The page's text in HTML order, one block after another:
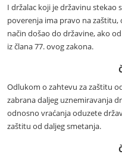
I držalac koji je državinu
poverenja ima pravo na zaštitu,
način došao do državine, ako
iz člana 77. ovog zakona.
Odlukom o zahtevu za zaštitu
zabrana daljeg uznemiravanja
odnosno vraćanja oduzete
zaštitu od daljeg smetanja.